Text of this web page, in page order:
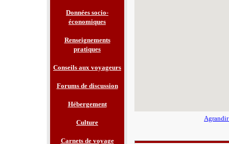
Données socio-
économiques
Renseignements
pratiques
Conseils aux voyageurs
Forums de discussion
Hébergement
Culture
Carnets de voyage